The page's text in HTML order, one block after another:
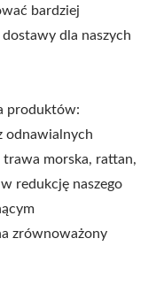
bardziej
dla naszych
produktów:
odnawialnych
morska, rattan,
redukcję naszego
zrównoważony